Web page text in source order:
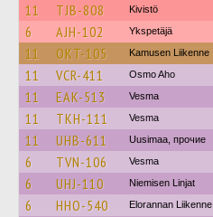
11 TJB-808 Kivistö
6 AJH-102 Ykspetäjä
11 OKT-105 Kamusen Liikenne
11 VCR-411 Osmo Aho
11 EAK-513 Vesma
11 TKH-111 Vesma
11 UHB-611 Uusimaa, прочие
6 TVN-106 Vesma
6 UHJ-110 Niemisen Linjat
6 HHO-540 Elorannan Liikenne